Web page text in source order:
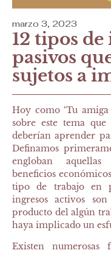
marzo 3, 2023
12 tipos de
pasivos
sujetos a
Hoy como ‘Tu
sobre este tema
deberían aprender
Definamos
engloban
beneficios
tipo de trabajo en
ingresos activos
producto del algún
haya implicado un
Existen numerosas